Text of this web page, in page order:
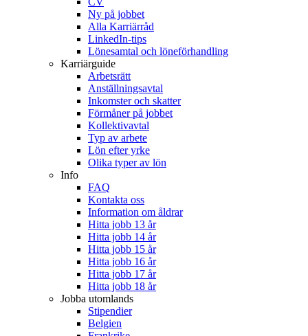
Ny på jobbet
Alla Karriärråd
LinkedIn-tips
Lönesamtal och löneförhandling
Karriärguide
Arbetsrätt
Anställningsavtal
Inkomster och skatter
Förmåner på jobbet
Kollektivavtal
Typ av arbete
Lön efter yrke
Olika typer av lön
Info
FAQ
Kontakta oss
Information om åldrar
Hitta jobb 13 år
Hitta jobb 14 år
Hitta jobb 15 år
Hitta jobb 16 år
Hitta jobb 17 år
Hitta jobb 18 år
Jobba utomlands
Stipendier
Belgien